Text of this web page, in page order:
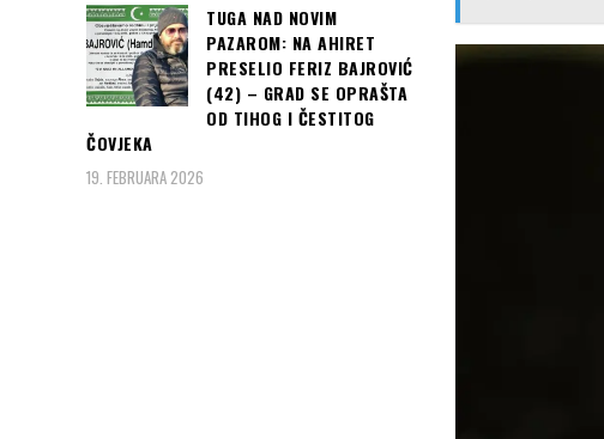
TUGA NAD NOVIM
PAZAROM: NA AHIRET
PRESELIO FERIZ BAJROVIĆ
(42) – GRAD SE OPRAŠTA
OD TIHOG I ČESTITOG
ČOVJEKA
19. FEBRUARA 2026